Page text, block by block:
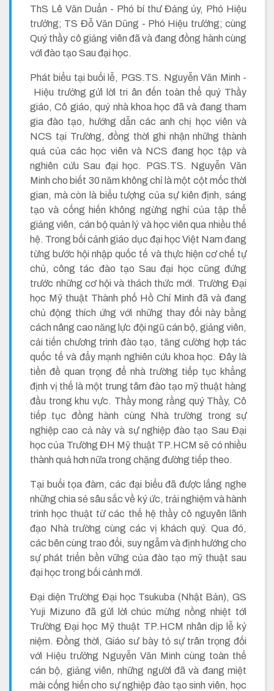
ThS Lê Văn Duẩn - Phó bí thư Đảng ủy, Phó Hiệu
trưởng; TS Đỗ Văn Dũng - Phó Hiệu trưởng; cùng
Quý thầy cô giảng viên đã và đang đồng hành cùng
với đào tạo Sau đại học.
Phát biểu tại buổi lễ, PGS.TS. Nguyễn Văn Minh -
Hiệu trưởng gửi lời tri ân đến toàn thể quý Thầy
giáo, Cô giáo, quý nhà khoa học đã và đang tham
gia đào tạo, hướng dẫn các anh chị học viên và
NCS tại Trường, đồng thời ghi nhận những thành
quả của các học viên và NCS đang học tập và
nghiên cứu Sau đại học. PGS.TS. Nguyễn Văn
Minh cho biết 30 năm không chỉ là một cột mốc thời
gian, mà còn là biểu tượng của sự kiên định, sáng
tạo và cống hiến không ngừng nghỉ của tập thể
giảng viên, cán bộ quản lý và học viên qua nhiều thế
hệ. Trong bối cảnh giáo dục đại học Việt Nam đang
từng bước hội nhập quốc tế và thực hiện cơ chế tự
chủ, công tác đào tạo Sau đại học cũng đứng
trước những cơ hội và thách thức mới. Trường Đại
học Mỹ thuật Thành phố Hồ Chí Minh đã và đang
chủ động thích ứng với những thay đổi này bằng
cách nâng cao năng lực đội ngũ cán bộ, giảng viên,
cải tiến chương trình đào tạo, tăng cường hợp tác
quốc tế và đẩy mạnh nghiên cứu khoa học. Đây là
tiền đề quan trọng để nhà trường tiếp tục khẳng
định vị thế là một trung tâm đào tạo mỹ thuật hàng
đầu trong khu vực. Thầy mong rằng quý Thầy, Cô
tiếp tục đồng hành cùng Nhà trường trong sự
nghiệp cao cả này và sự nghiệp đào tạo Sau Đại
học của Trường ĐH Mỹ thuật TP.HCM sẽ có nhiều
thành quả hơn nữa trong chặng đường tiếp theo.
Tại buổi tọa đàm, các đại biểu đã được lắng nghe
những chia sẻ sâu sắc về ký ức, trải nghiệm và hành
trình học thuật từ các thế hệ thầy cô nguyên lãnh
đạo Nhà trường cùng các vị khách quý. Qua đó,
các bên cùng trao đổi, suy ngẫm và định hướng cho
sự phát triển bền vững của đào tạo mỹ thuật sau
đại học trong bối cảnh mới.
Đại diện Trường Đại học Tsukuba (Nhật Bản), GS
Yuji Mizuno đã gửi lời chúc mừng nồng nhiệt tới
Trường Đại học Mỹ thuật TP.HCM nhân dịp lễ kỷ
niệm. Đồng thời, Giáo sư bày tỏ sự trân trọng đối
với Hiệu trưởng Nguyễn Văn Minh cùng toàn thể
cán bộ, giảng viên, những người đã và đang miệt
mài cống hiến cho sự nghiệp đào tạo sinh viên, học